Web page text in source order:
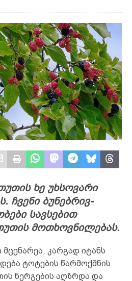
ხე უხსოვარი
ჩვენი ბუნებრივ-
სავსებით
მოთხოვნილებას.
კარგად იტანს
ტოტების წარმოქმნის
ნერგების აღზრდა და